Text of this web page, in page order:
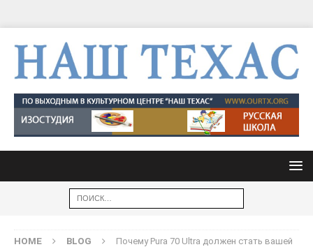
HOME BLOG
Почему Pura 70 Ultra должен стать вашей